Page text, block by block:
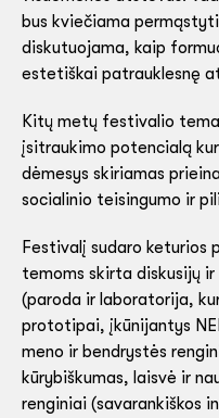
bus kviečiama
diskutuojama, kaip
estetiškai patrauklesnę
Kitų metų festivalio
įsitraukimo potencialą
dėmesys skiriamas
socialinio teisingumo ir
Festivalį sudaro keturios
temoms skirta diskusijų
(paroda ir laboratorija,
prototipai, įkūnijantys
meno ir bendrystės
kūrybiškumas, laisvė ir
renginiai (savarankiškos